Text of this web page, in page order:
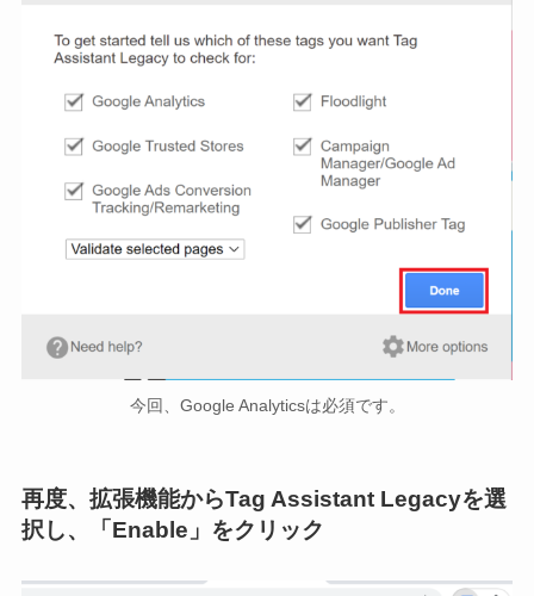
今回、Google Analyticsは必須です。
再度、拡張機能からTag Assistant Legacyを選
択し、「Enable」をクリック